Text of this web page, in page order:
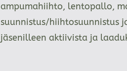
ampumahiihto, lentopallo,
suunnistus/hiihtosuunnistus
jäsenilleen aktiivista ja